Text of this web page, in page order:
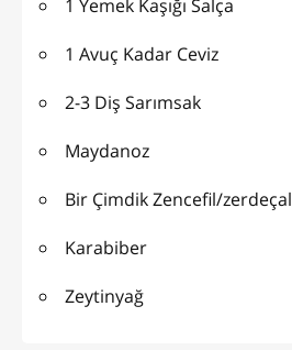
1 Yemek Kaşığı Salça
1 Avuç Kadar Ceviz
2-3 Diş Sarımsak
Maydanoz
Bir Çimdik Zencefil/zerdeçal
Karabiber
Zeytinyağ